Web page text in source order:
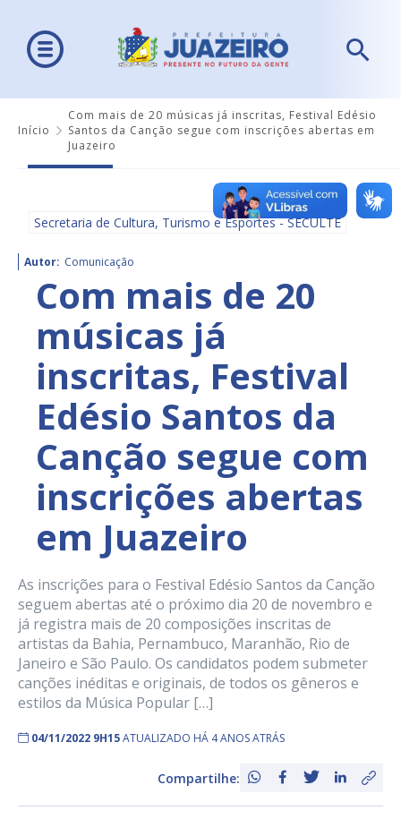
Início
Com mais de 20 músicas já inscritas, Festival Edésio
Santos da Canção segue com inscrições abertas em
Juazeiro
Secretaria de Cultura, Turismo e Esportes - SECULTE
Autor: Comunicação
Com mais de 20
músicas já
inscritas, Festival
Edésio Santos da
Canção segue com
inscrições abertas
em Juazeiro
As inscrições para o Festival Edésio Santos da Canção
seguem abertas até o próximo dia 20 de novembro e
já registra mais de 20 composições inscritas de
artistas da Bahia, Pernambuco, Maranhão, Rio de
Janeiro e São Paulo. Os candidatos podem submeter
canções inéditas e originais, de todos os gêneros e
estilos da Música Popular […]
04/11/2022 9H15ATUALIZADO HÁ 4 ANOS ATRÁS
Compartilhe: